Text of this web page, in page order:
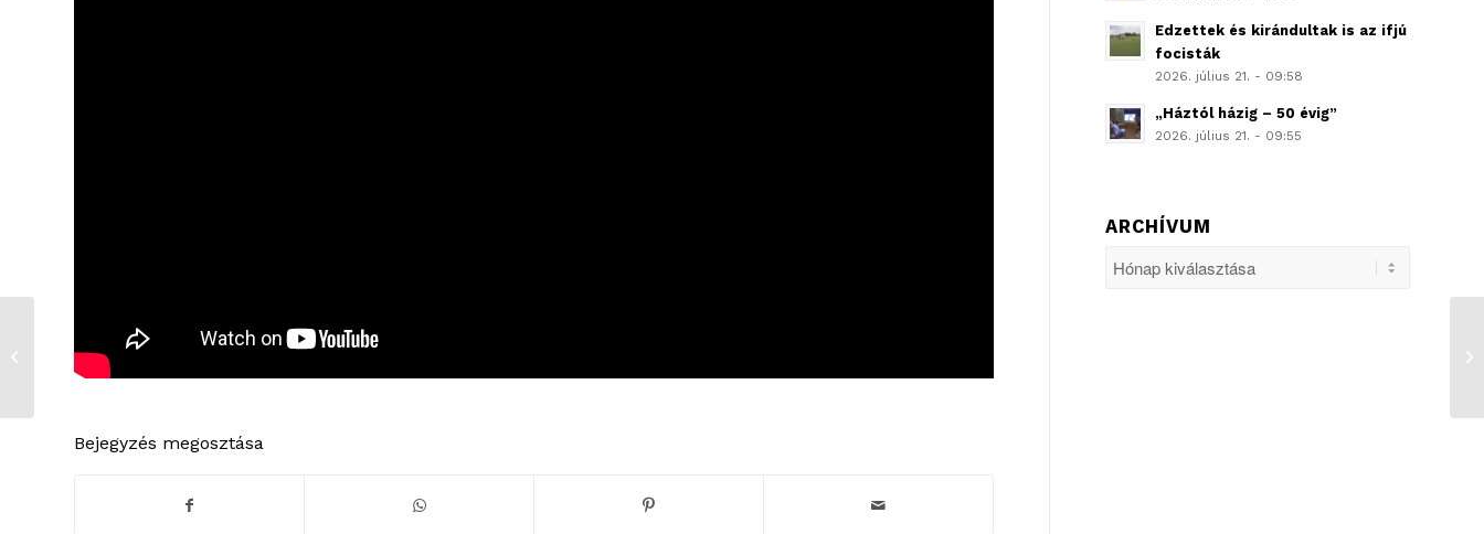
Bejegyzés megosztása
Edzettek és kirándultak is az ifjú
focisták
2026. július 21. - 09:58
„Háztól házig – 50 évig”
2026. július 21. - 09:55
ARCHÍVUM
gyermekétkeztetés
Buday Péter